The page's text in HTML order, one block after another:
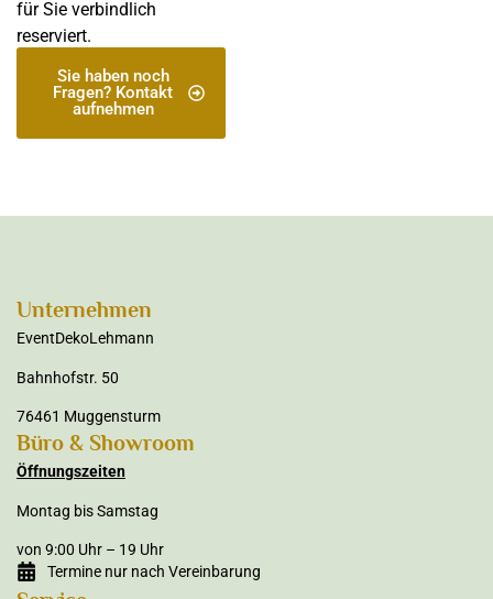
für Sie verbindlich
reserviert.
Sie haben noch
Fragen? Kontakt
aufnehmen
Unternehmen
EventDekoLehmann
Bahnhofstr. 50
76461 Muggensturm
Büro & Showroom
Öffnungszeiten
Montag bis Samstag
von 9:00 Uhr – 19 Uhr
Termine nur nach Vereinbarung